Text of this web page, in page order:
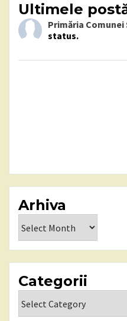
Ultimele
Primăria Comunei
status.
Arhiva
Categorii